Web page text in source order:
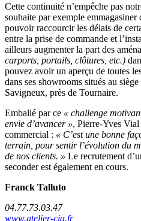
Cette continuité n’empêche pas
souhaite par exemple
pouvoir raccourcir les délais de
entre la prise de commande et
ailleurs augmenter la part des
carports, portails, clôtures, etc.)
pouvez avoir un aperçu de toutes
dans ses showrooms situés au
Savigneux, près de Tournaire.
Emballé par ce « challenge
envie d’avancer », Pierre-Yves Vial
commercial : « C’est une bonne
terrain, pour sentir l’évolution du
de nos clients. » Le recrutement
seconder est également en cours.
Franck Talluto
04.77.73.03.47
www.atelier-cia.fr